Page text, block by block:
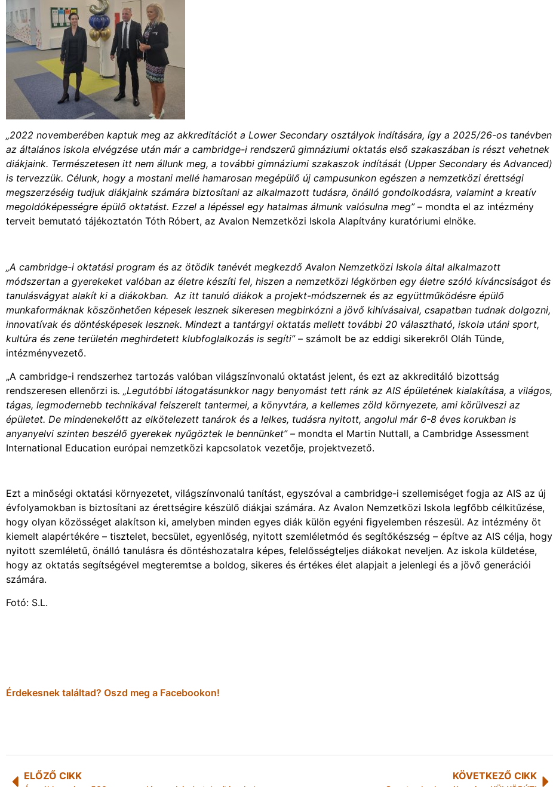
„2022 novemberében kaptuk meg az akkreditációt a Lower Secondary osztályok indítására, így a 2025/26-os tanévben
az általános iskola elvégzése után már a cambridge-i rendszerű gimnáziumi oktatás első szakaszában is részt vehetnek
diákjaink. Természetesen itt nem állunk meg, a további gimnáziumi szakaszok indítását (Upper Secondary és Advanced)
is tervezzük. Célunk, hogy a mostani mellé hamarosan megépülő új campusunkon egészen a nemzetközi érettségi
megszerzéséig tudjuk diákjaink számára biztosítani az alkalmazott tudásra, önálló gondolkodásra, valamint a kreatív
megoldóképességre épülő oktatást. Ezzel a lépéssel egy hatalmas álmunk valósulna meg”– mondta el az intézmény
terveit bemutató tájékoztatón Tóth Róbert, az Avalon Nemzetközi Iskola Alapítvány kuratóriumi elnöke.
„A cambridge-i oktatási program és az ötödik tanévét megkezdő Avalon Nemzetközi Iskola által alkalmazott
módszertan a gyerekeket valóban az életre készíti fel, hiszen a nemzetközi légkörben egy életre szóló kíváncsiságot és
tanulásvágyat alakít ki a diákokban. Az itt tanuló diákok a projekt-módszernek és az együttműködésre épülő
munkaformáknak köszönhetően képesek lesznek sikeresen megbirkózni a jövő kihívásaival, csapatban tudnak dolgozni,
innovatívak és döntésképesek lesznek. Mindezt a tantárgyi oktatás mellett további 20 választható, iskola utáni sport,
kultúra és zene területén meghirdetett klubfoglalkozás is segíti”– számolt be az eddigi sikerekről Oláh Tünde,
intézményvezető.
„A cambridge-i rendszerhez tartozás valóban világszínvonalú oktatást jelent, és ezt az akkreditáló bizottság
rendszeresen ellenőrzi is. „Legutóbbi látogatásunkkor nagy benyomást tett ránk az AIS épületének kialakítása, a világos,
tágas, legmodernebb technikával felszerelt tantermei, a könyvtára, a kellemes zöld környezete, ami körülveszi az
épületet. De mindenekelőtt az elkötelezett tanárok és a lelkes, tudásra nyitott, angolul már 6-8 éves korukban is
anyanyelvi szinten beszélő gyerekek nyűgöztek le bennünket” – mondta el Martin Nuttall, a Cambridge Assessment
International Education európai nemzetközi kapcsolatok vezetője, projektvezető.
Ezt a minőségi oktatási környezetet, világszínvonalú tanítást, egyszóval a cambridge-i szellemiséget fogja az AIS az új
évfolyamokban is biztosítani az érettségire készülő diákjai számára. Az Avalon Nemzetközi Iskola legfőbb célkitűzése,
hogy olyan közösséget alakítson ki, amelyben minden egyes diák külön egyéni figyelemben részesül. Az intézmény öt
kiemelt alapértékére – tisztelet, becsület, egyenlőség, nyitott szemléletmód és segítőkészség – építve az AIS célja, hogy
nyitott szemléletű, önálló tanulásra és döntéshozatalra képes, felelősségteljes diákokat neveljen. Az iskola küldetése,
hogy az oktatás segítségével megteremtse a boldog, sikeres és értékes élet alapjait a jelenlegi és a jövő generációi
számára.
Fotó: S.L.
Érdekesnek találtad? Oszd meg a Facebookon!
ELŐZŐ CIKK KÖVETKEZŐ CIKK